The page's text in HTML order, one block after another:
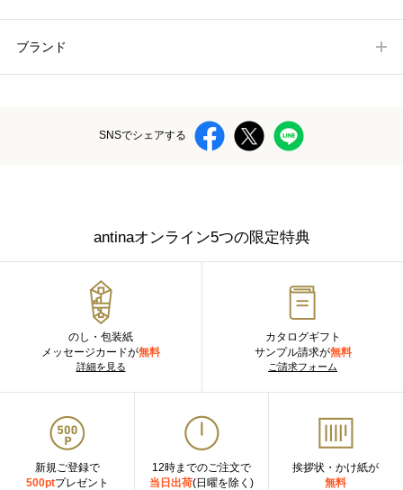
ブランド
SNSでシェアする
antinaオンライン5つの限定特典
のし・包装紙
メッセージカードが無料
詳細を見る
カタログギフト
サンプル請求が無料
ご請求フォーム
新規ご登録で
500ptプレゼント
12時までのご注文で
当日出荷(日曜を除く)
挨拶状・かけ紙が
無料